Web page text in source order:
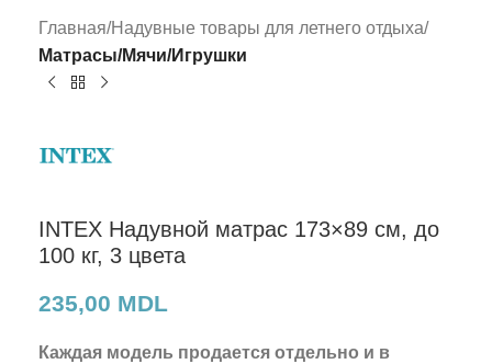
Главная Надувные товары для летнего отдыха
Матрасы/Мячи/Игрушки
INTEX Надувной матрас 173×89 см, до
100 кг, 3 цвета
235,00 MDL
Каждая модель продается отдельно и в